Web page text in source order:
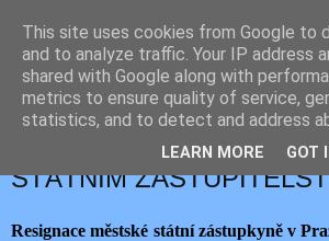
JEMELIK
pondělí 1. února 2016
ZPOŽDĚNÉ
STÁTNÍM
Resignace městské státní zástupkyně v
This site uses cookies from Google to
and to analyze traffic. Your IP address
shared with Google along with
metrics to ensure quality of service,
statistics, and to detect and address
LEARN MORE GOT